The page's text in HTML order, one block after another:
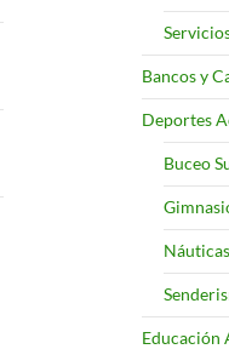
Bancos y
Deportes
Buceo
Náuticas
Educación